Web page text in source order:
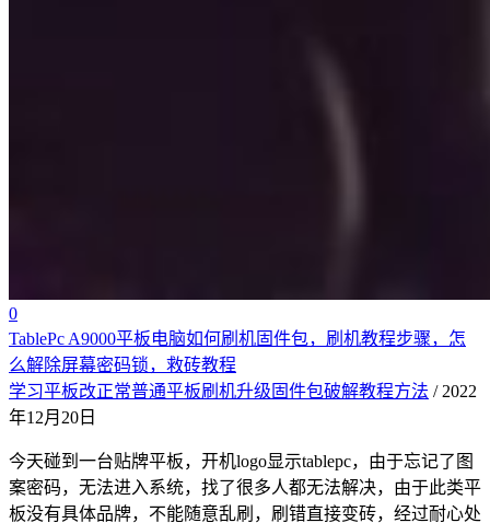
0
TablePc A9000平板电脑如何刷机固件包，刷机教程步骤，怎
么解除屏幕密码锁，救砖教程
学习平板改正常普通平板刷机升级固件包破解教程方法 / 2022
年12月20日
今天碰到一台贴牌平板，开机logo显示tablepc，由于忘记了图
案密码，无法进入系统，找了很多人都无法解决，由于此类平
板没有具体品牌，不能随意乱刷，刷错直接变砖，经过耐心处